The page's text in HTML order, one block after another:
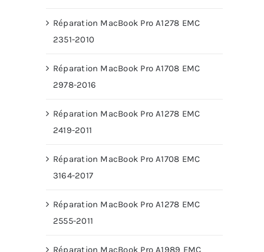
Réparation MacBook Pro A1278 EMC
2351-2010
Réparation MacBook Pro A1708 EMC
2978-2016
Réparation MacBook Pro A1278 EMC
2419-2011
Réparation MacBook Pro A1708 EMC
3164-2017
Réparation MacBook Pro A1278 EMC
2555-2011
Réparation MacBook Pro A1989 EMC